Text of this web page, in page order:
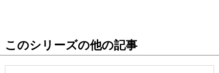
公式SNS
このシリーズの他の記事